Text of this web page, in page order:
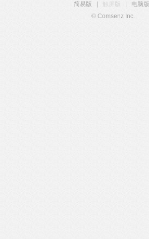
简易版
触屏版 电脑版
© Comsenz Inc.